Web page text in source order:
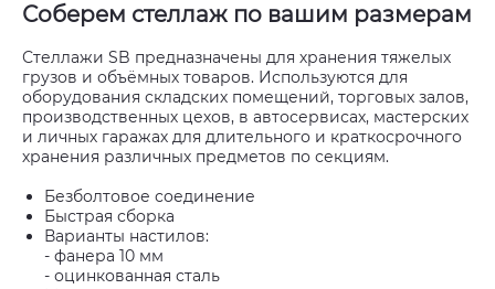
Соберем стеллаж по вашим размерам
Стеллажи SB предназначены для хранения тяжелых
грузов и объёмных товаров. Используются для
оборудования складских помещений, торговых залов,
производственных цехов, в автосервисах, мастерских
и личных гаражах для длительного и краткосрочного
хранения различных предметов по секциям.
Безболтовое соединение
Быстрая сборка
Варианты настилов:
- фанера 10 мм
- оцинкованная сталь